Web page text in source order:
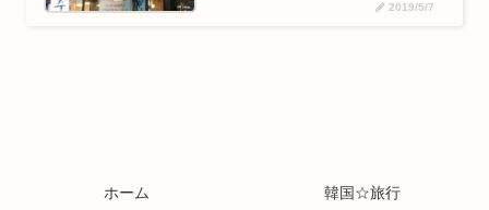
2019/5/7
ホーム 韓国☆旅行